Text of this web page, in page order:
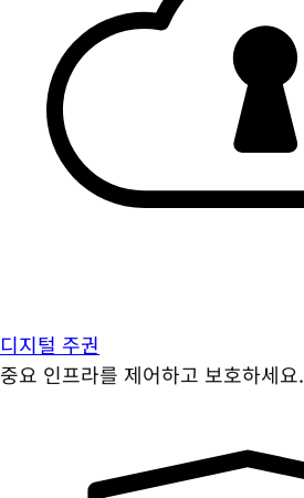
디지털 주권
중요 인프라를 제어하고 보호하세요.